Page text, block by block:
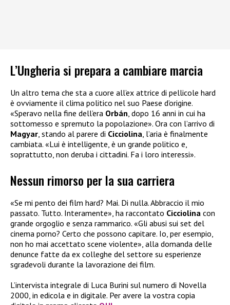
L’Ungheria si prepara a cambiare marcia
Un altro tema che sta a cuore all’ex attrice di pellicole hard
è ovviamente il clima politico nel suo Paese d’origine.
«Speravo nella fine dell’era Orbán, dopo 16 anni in cui ha
sottomesso e spremuto la popolazione». Ora con l’arrivo di
Magyar, stando al parere di Cicciolina, l’aria è finalmente
cambiata. «Lui è intelligente, è un grande politico e,
soprattutto, non deruba i cittadini. Fa i loro interessi».
Nessun rimorso per la sua carriera
«Se mi pento dei film hard? Mai. Di nulla. Abbraccio il mio
passato. Tutto. Interamente», ha raccontato Cicciolina con
grande orgoglio e senza rammarico. «Gli abusi sui set del
cinema porno? Certo che possono capitare. Io, per esempio,
non ho mai accettato scene violente», alla domanda delle
denunce fatte da ex colleghe del settore su esperienze
sgradevoli durante la lavorazione dei film.
L’intervista integrale di Luca Burini sul numero di Novella
2000, in edicola e in digitale. Per avere la vostra copia